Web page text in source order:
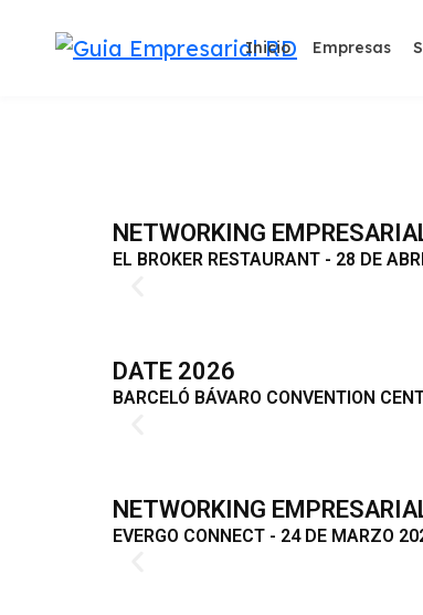
Inicio Empresas
NETWORKING
EL BROKER RESTAURANT - 28 DE
DATE 2026
BARCELÓ BÁVARO CONVENTION
NETWORKING
EVERGO CONNECT - 24 DE MARZO